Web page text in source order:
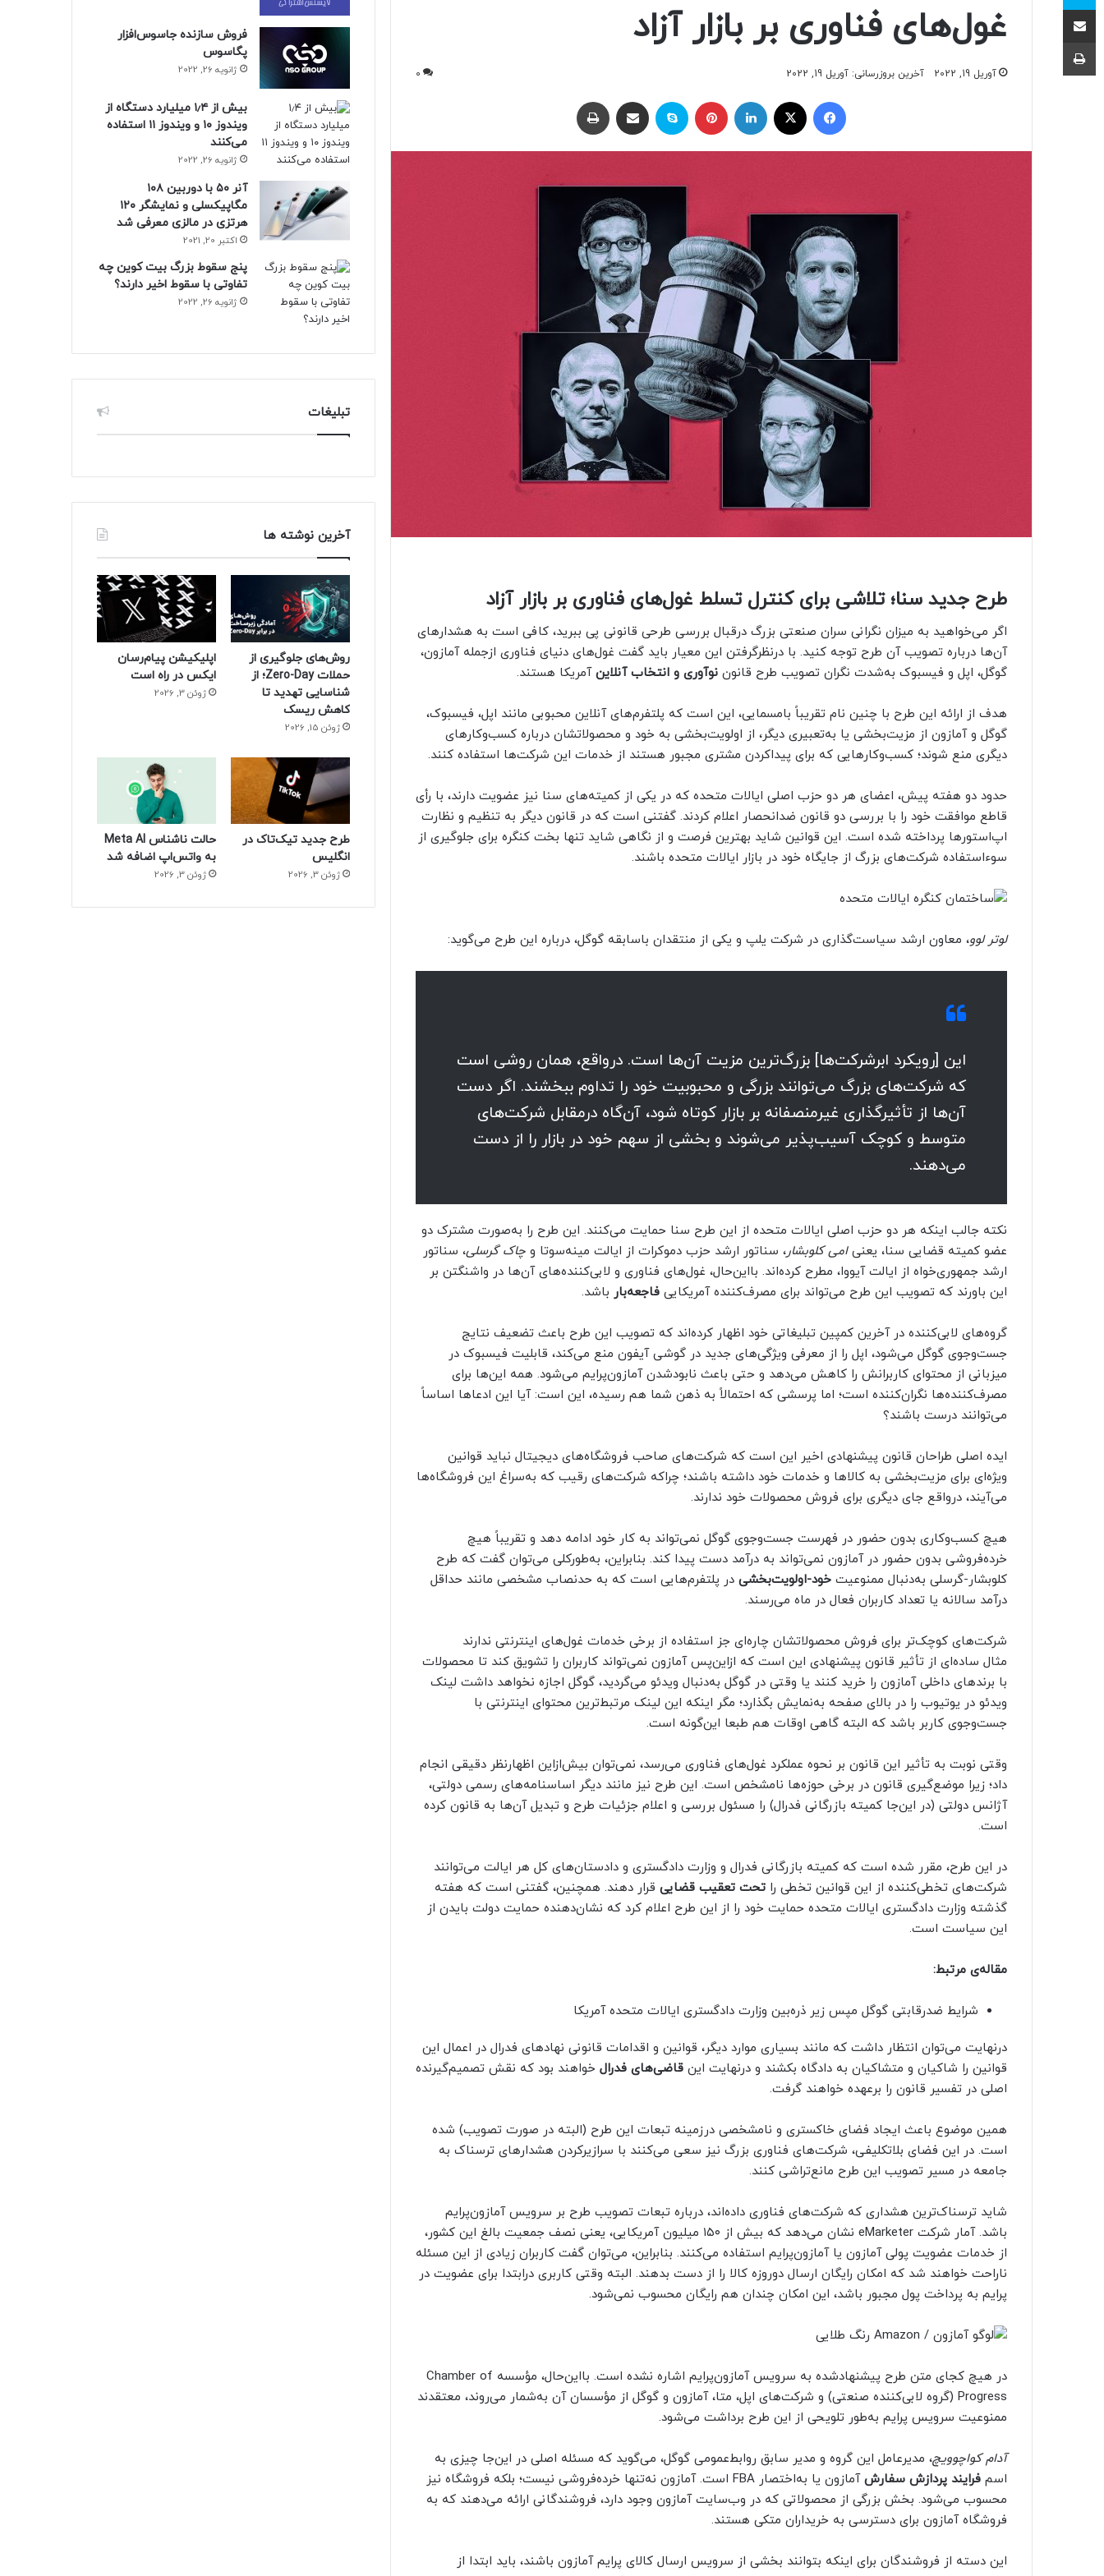
غول‌های فناوری بر بازار آزاد
آوریل 19, 2022 آخرین بروزرسانی: آوریل 19, 2022 0
ایکس
طرح جدید سنا؛ تلاشی برای کنترل تسلط غول‌های فناوری بر بازار آزاد
اگر می‌خواهید به میزان نگرانی سران صنعتی بزرگ درقبال بررسی طرحی قانونی پی ببرید، کافی است به هشدارهای
آن‌ها درباره‌ تصویب آن طرح توجه کنید. با در‌نظر‌گرفتن این معیار باید گفت غول‌های دنیای فناوری ازجمله آمازون،
گوگل، اپل و فیسبوک به‌شدت نگران تصویب طرح قانون نوآوری و انتخاب آنلاینآمریکا هستند.
هدف از ارائه این طرح با چنین نام تقریباً بامسمایی، این است که پلتفرم‌های آنلاین محبوبی مانند اپل، فیسبوک،
گوگل و آمازون از مزیت‌بخشی یا به‌تعبیری دیگر، از اولویت‌بخشی‌ به خود و محصولاتشان درباره کسب‌وکارهای
دیگری منع شوند؛ کسب‌وکارهایی که برای پیدا‌کردن مشتری مجبور هستند از خدمات این شرکت‌ها استفاده کنند.
حدود دو هفته پیش، اعضای هر دو حزب اصلی ایالات‌ متحده که در یکی از کمیته‌های سنا نیز عضویت دارند، با رأی
قاطع موافقت خود را با بررسی دو قانون ضدانحصار اعلام کردند. گفتنی است که در قانون دیگر به تنظیم و نظارت
اپ‌استورها پرداخته شده است. این قوانین شاید بهترین فرصت و از نگاهی شاید تنها بخت کنگره برای جلوگیری از
سوءاستفاده شرکت‌های بزرگ از جایگاه خود در بازار ایالات متحده باشند.
لوتر لوو، معاون ارشد سیاست‌گذاری در شرکت یلپ و یکی از منتقدان باسابقه گوگل، درباره این طرح می‌گوید‌:
این [رویکرد ابرشرکت‌ها] بزرگ‌ترین مزیت آن‌ها است. درواقع، همان روشی است
که شرکت‌های بزرگ می‌توانند بزرگی و محبوبیت خود را تداوم ببخشند. اگر دست
آن‌ها از تأثیرگذاری غیرمنصفانه بر بازار کوتاه شود، آن‌گاه درمقابل شرکت‌های
متوسط و کوچک آسیب‌پذیر می‌شوند و بخشی از سهم خود در بازار را از دست
می‌دهند.
نکته جالب اینکه هر دو حزب اصلی ایالات متحده از این طرح سنا حمایت می‌کنند. این طرح را به‌‌صورت مشترک دو
عضو کمیته قضایی سنا، یعنیامی کلوبشار، سناتور ارشد حزب دموکرات از ایالت مینه‌سوتا و چاک گرسلی، سناتور
ارشد جمهوری‌خواه از ایالت آیووا، مطرح کرده‌اند. بااین‌حال، غول‌های فناوری و لابی‌کننده‌های آن‌ها در واشنگتن بر
این باورند که تصویب این طرح می‌تواند برای مصرف‌کننده آمریکایی فاجعه‌بار باشد.
گروه‌های لابی‌کننده در آخرین کمپین تبلیغاتی خود اظهار کرده‌اند که تصویب این طرح باعث تضعیف نتایج
جست‌وجوی گوگل می‌شود، اپل را از معرفی ویژگی‌های جدید در گوشی آیفون منع می‌کند، قابلیت فیسبوک در
میزبانی از محتوای کاربرانش را کاهش می‌دهد و حتی باعث نابود‌شدن آمازون‌پرایم می‌شود. همه این‌ها برای
مصرف‌کننده‌ها نگران‌کننده است؛ اما پرسشی که احتمالاً به ذهن شما هم رسیده، این است: آیا این ادعاها اساساً
می‌توانند درست باشند؟
ایده اصلی طراحان قانون پیشنهادی اخیر این است که شرکت‌های صاحب فروشگاه‌های دیجیتال نباید قوانین
ویژه‌ای برای مزیت‌بخشی به کالاها و خدمات خود داشته باشند؛ چراکه شرکت‌های رقیب که به‌سراغ این فروشگاه‌ها
می‌آیند، درواقع جای دیگری برای فروش محصولات خود ندارند.
هیچ کسب‌وکاری بدون حضور در فهرست جست‌وجوی گوگل نمی‌تواند به کار خود ادامه دهد و تقریباً هیچ
خرده‌فروشی بدون حضور در آمازون نمی‌تواند به درآمد دست پیدا کند. بنابراین، به‌طورکلی می‌توان گفت که طرح
کلوبشار-گرسلی به‌دنبال ممنوعیت خود-اولویت‌بخشی در پلتفرم‌هایی است که به حدنصاب مشخصی مانند حداقل
درآمد سالانه یا تعداد کاربران فعال در ماه می‌رسند.
شرکت‌های کوچک‌تر برای فروش محصولاتشان چاره‌ای جز استفاده از برخی خدمات غول‌های اینترنتی ندارند
مثال ساده‌ای از تأثیر قانون پیشنهادی این است که ازاین‌پس آمازون نمی‌تواند کاربران را تشویق کند تا محصولات
با برندهای داخلی آمازون را خرید کنند یا وقتی در گوگل به‌دنبال ویدئو می‌گردید، گوگل اجازه نخواهد داشت لینک
ویدئو در یوتیوب را در بالای صفحه به‌نمایش بگذارد؛ مگر اینکه این لینک مرتبط‌ترین محتوای اینترنتی با
جست‌وجوی کاربر باشد که البته گاهی اوقات هم‌ طبعا این‌گونه است.
وقتی نوبت به تأثیر این قانون بر نحوه عملکرد غول‌های فناوری می‌رسد، نمی‌توان بیش‌از‌این اظهارنظر دقیقی انجام
داد؛ زیرا موضع‌گیری قانون در برخی حوزه‌ها نامشخص است. این طرح نیز مانند دیگر اساسنامه‌های رسمی دولتی،
آژانس دولتی (در این‌جا کمیته بازرگانی فدرال) را مسئول بررسی و اعلام جزئیات طرح و تبدیل آن‌ها به قانون کرده
است.
در این طرح، مقرر شده است که کمیته بازرگانی فدرال و وزارت دادگستری و دادستان‌های کل هر ایالت می‌توانند
شرکت‌های تخطی‌کننده از این قوانین تخطی را تحت تعقیب قضایی قرار دهند. همچنین، گفتنی است که هفته
گذشته وزارت دادگستری ایالات متحده حمایت خود را از این طرح اعلام کرد که نشان‌دهنده حمایت دولت بایدن از
این سیاست است.
مقاله‌ی مرتبط:
شرایط ضدرقابتی گوگل مپس زیر ذره‌بین وزارت دادگستری ایالات متحده آمریکا
درنهایت می‌توان انتظار داشت که مانند بسیاری موارد دیگر، قوانین و اقدامات قانونی نهادهای فدرال در اعمال این
قوانین را شاکیان و متشاکیان به دادگاه بکشند و درنهایت این قاضی‌های فدرال خواهند بود که نقش تصمیم‌گیرنده
اصلی در تفسیر قانون را برعهده خواهند گرفت.
همین موضوع باعث ایجاد فضای خاکستری و نامشخصی درزمینه تبعات این طرح (البته در صورت تصویب) شده
است. در این فضای بلاتکلیفی، شرکت‌های فناوری بزرگ نیز سعی می‌کنند با سرازیرکردن هشدارهای ترسناک به
جامعه در مسیر تصویب این طرح مانع‌تراشی کنند.
شاید ترسناک‌ترین هشداری که شرکت‌های فناوری داده‌اند، درباره تبعات تصویب طرح بر سرویس آمازون‌پرایم
باشد. آمار شرکت eMarketer نشان می‌دهد که بیش از ۱۵۰ میلیون آمریکایی، یعنی نصف جمعیت بالغ این کشور،
از خدمات عضویت پولی آمازون یا آمازون‌پرایم استفاده می‌کنند. بنابراین، می‌توان گفت کاربران زیادی از این مسئله
ناراحت خواهند شد که امکان رایگان ارسال دوروزه کالا را از دست بدهند. البته وقتی کاربری درابتدا برای عضویت در
پرایم به پرداخت پول مجبور باشد، این امکان چندان هم رایگان محسوب نمی‌شود.
در هیچ کجای متن طرح پیشنهاد‌شده به سرویس آمازون‌پرایم اشاره نشده است. بااین‌حال، مؤسسه Chamber of
Progress (گروه لابی‌‌کننده صنعتی) و شرکت‌های اپل، متا، آمازون و گوگل از مؤسسان آن به‌شمار می‌روند، معتقدند
ممنوعیت سرویس پرایم به‌طور تلویحی از این طرح برداشت می‌شود.
آدام کواچوویچ، مدیرعامل این گروه و مدیر سابق روابط‌عمومی گوگل، می‌گوید که مسئله اصلی در این‌جا چیزی به
اسم فرایند پردازش سفارش
آمازون یا به‌اختصار FBA است. آمازون نه‌‌تنها خرده‌فروشی نیست؛ بلکه فروشگاه نیز
محسوب می‌شود. بخش بزرگی از محصولاتی که در وب‌سایت آمازون وجود دارد، فروشندگانی ارائه می‌دهند که به
فروشگاه آمازون برای دسترسی به خریداران متکی هستند.
این دسته از فروشندگان برای اینکه بتوانند بخشی از سرویس ارسال کالای پرایم آمازون باشند، باید ابتدا از
فروش سازنده جاسوس‌افزار
پگاسوس
ژانویه 26, 2022
بیش از ۱٫۴ میلیارد دستگاه از
ویندوز ۱۰ و ویندوز ۱۱ استفاده
می‌کنند
ژانویه 26, 2022
آنر ۵۰ با دوربین ۱۰۸
مگاپیکسلی و نمایشگر ۱۲۰
هرتزی در مالزی معرفی شد
اکتبر 20, 2021
پنج سقوط بزرگ بیت کوین چه
تفاوتی با سقوط اخیر دارند؟
ژانویه 26, 2022
تبلیغات
آخرین نوشته ها
روش‌های جلوگیری از
حملات Zero-Day؛ از
شناسایی تهدید تا
کاهش ریسک
ژوئن 15, 2026
اپلیکیشن پیام‌رسان
ایکس در راه است
ژوئن 3, 2026
طرح جدید تیک‌تاک در
انگلیس
ژوئن 3, 2026
حالت ناشناس Meta AI
به واتس‌اپ اضافه شد
ژوئن 3, 2026